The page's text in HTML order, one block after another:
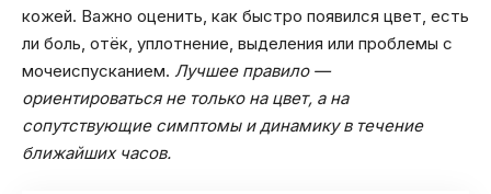
кожей. Важно оценить, как быстро появился цвет, есть
ли боль, отёк, уплотнение, выделения или проблемы с
мочеиспусканием. Лучшее правило —
ориентироваться не только на цвет, а на
сопутствующие симптомы и динамику в течение
ближайших часов.